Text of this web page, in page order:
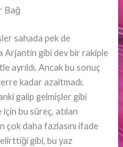
Bağ
sahada pek de
Arjantin gibi dev bir rakiple
ayrıldı. Ancak bu sonuç
kadar azaltmadı.
galip gelmişler gibi
için bu süreç, atılan
çok daha fazlasını ifade
gibi, bu yaz